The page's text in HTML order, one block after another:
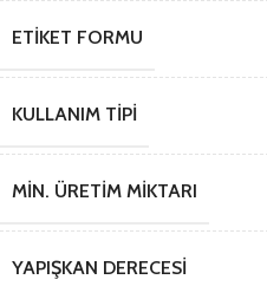
ETIKET FORMU
KULLANIM TIPI
MIN. ÜRETIM MIKTARI
YAPIŞKAN DERECESI